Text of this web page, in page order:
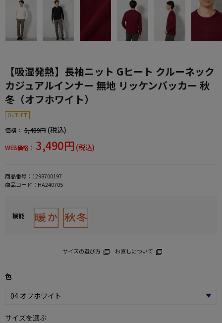
【吸湿発熱】長袖ニット Gヒート クルーネック
カジュアルインナー 無地 リッケンバッカー 秋
冬（オフホワイト）
OUTLET
価格： 5,489円 (税込)
WEB価格： 3,490円 (税込)
商品番号： 1298700197
商品コード： HA240705
機能
サイズの選び方 お直しについて
色
サイズを選ぶ